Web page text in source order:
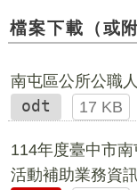
檔案下載（或附
南屯區公所公職
odt
17 KB
114年度臺中市
活動補助業務資